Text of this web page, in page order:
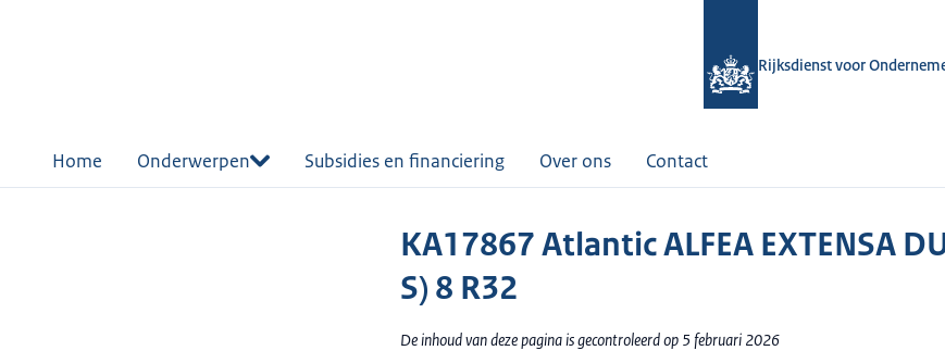
Rijksdienst voor
Home Onderwerpen Subsidies en financiering Over ons Contact
KA17867 Atlantic ALFEA EXTENSA
S) 8 R32
De inhoud van deze pagina is gecontroleerd op 5 februari 2026